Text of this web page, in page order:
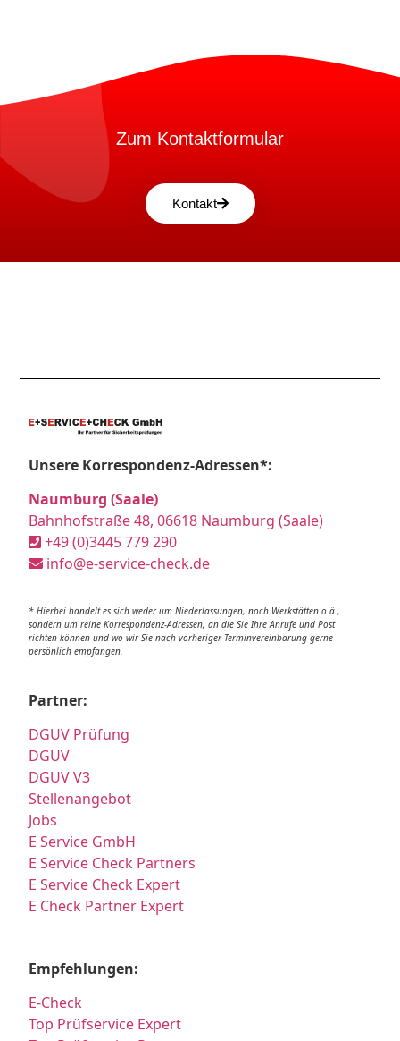
Zum Kontaktformular
Kontakt
Unsere Korrespondenz-Adressen*:
Naumburg (Saale)
Bahnhofstraße 48, 06618 Naumburg (Saale)
+49 (0)3445 779 290
info@e-service-check.de
* Hierbei handelt es sich weder um Niederlassungen, noch Werkstätten o.ä.,
sondern um reine Korrespondenz-Adressen, an die Sie Ihre Anrufe und Post
richten können und wo wir Sie nach vorheriger Terminvereinbarung gerne
persönlich empfangen.
Partner:
DGUV Prüfung
DGUV
DGUV V3
Stellenangebot
Jobs
E Service GmbH
E Service Check Partners
E Service Check Expert
E Check Partner Expert
Empfehlungen:
E-Check
Top Prüfservice Expert